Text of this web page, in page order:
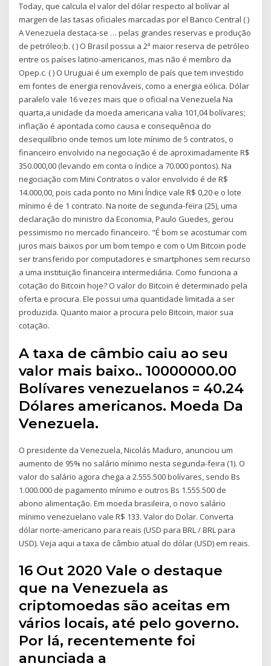
Today, que calcula el valor del dólar respecto al bolívar al
margen de las tasas oficiales marcadas por el Banco Central ( )
A Venezuela destaca-se … pelas grandes reservas e produção
de petróleo;b. ( ) O Brasil possui a 2ª maior reserva de petróleo
entre os países latino-americanos, mas não é membro da
Opep.c. ( ) O Uruguai é um exemplo de país que tem investido
em fontes de energia renováveis, como a energia eólica. Dólar
paralelo vale 16 vezes mais que o oficial na Venezuela Na
quarta,a unidade da moeda americana valia 101,04 bolívares;
inflação é apontada como causa e consequência do
desequilíbrio onde temos um lote mínimo de 5 contratos, o
financeiro envolvido na negociação é de aproximadamente R$
350.000,00 (levando em conta o índice a 70.000 pontos). Na
negociação com Mini Contratos o valor envolvido é de R$
14.000,00, pois cada ponto no Mini Índice vale R$ 0,20 e o lote
mínimo é de 1 contrato. Na noite de segunda-feira (25), uma
declaração do ministro da Economia, Paulo Guedes, gerou
pessimismo no mercado financeiro. "É bom se acostumar com
juros mais baixos por um bom tempo e com o Um Bitcoin pode
ser transferido por computadores e smartphones sem recurso
a uma instituição financeira intermediária. Como funciona a
cotação do Bitcoin hoje? O valor do Bitcoin é determinado pela
oferta e procura. Ele possui uma quantidade limitada a ser
produzida. Quanto maior a procura pelo Bitcoin, maior sua
cotação.
A taxa de câmbio caiu ao seu
valor mais baixo.. 10000000.00
Bolívares venezuelanos = 40.24
Dólares americanos. Moeda Da
Venezuela.
O presidente da Venezuela, Nicolás Maduro, anunciou um
aumento de 95% no salário mínimo nesta segunda-feira (1). O
valor do salário agora chega a 2.555.500 bolívares, sendo Bs
1.000.000 de pagamento mínimo e outros Bs 1.555.500 de
abono alimentação. Em moeda brasileira, o novo salário
mínimo venezuelano vale R$ 133. Valor do Dolar. Converta
dólar norte-americano para reais (USD para BRL / BRL para
USD). Veja aqui a taxa de câmbio atual do dólar (USD) em reais.
16 Out 2020 Vale o destaque
que na Venezuela as
criptomoedas são aceitas em
vários locais, até pelo governo.
Por lá, recentemente foi
anunciada a